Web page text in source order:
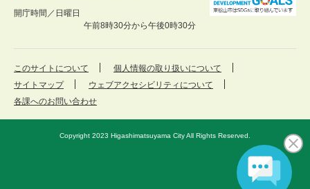
開庁時間／ 日曜日
午前8時30分から午後0時30分
このサイトについて
個人情報の取り扱いについて
サイトマップ
ウェブアクセシビリティについて
各課へのお問い合わせ
Copyright 2023 Higashimatsuyama City All Rights Reserved.